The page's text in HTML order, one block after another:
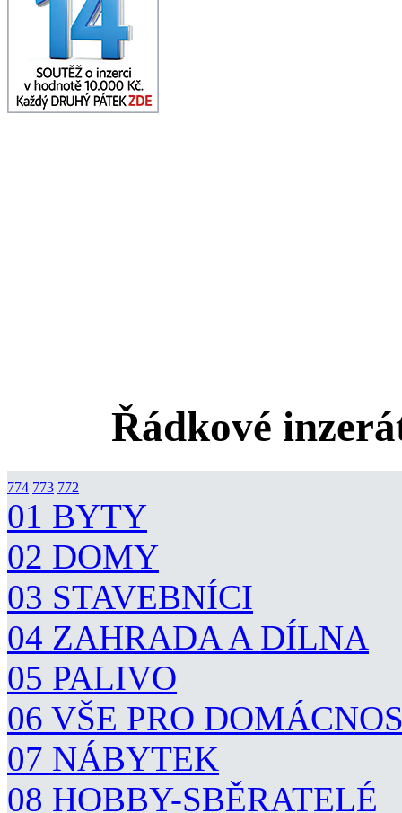
Řádkové
774 773 772
01 BYTY
02 DOMY
03 STAVEBNÍCI
04 ZAHRADA A DÍLNA
05 PALIVO
06 VŠE PRO
07 NÁBYTEK
08 HOBBY-SBĚRATELÉ